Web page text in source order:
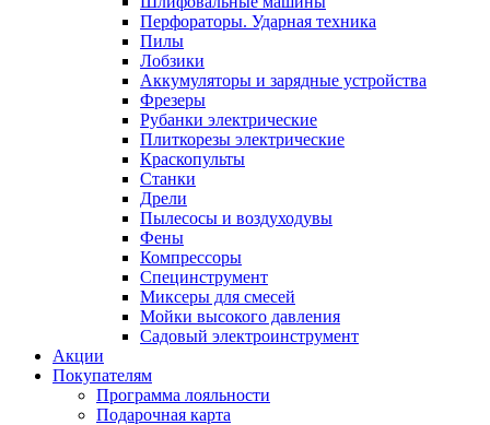
Перфораторы. Ударная техника
Пилы
Лобзики
Аккумуляторы и зарядные устройства
Фрезеры
Рубанки электрические
Плиткорезы электрические
Краскопульты
Станки
Дрели
Пылесосы и воздуходувы
Фены
Компрессоры
Специнструмент
Миксеры для смесей
Мойки высокого давления
Садовый электроинструмент
Акции
Покупателям
Программа лояльности
Подарочная карта